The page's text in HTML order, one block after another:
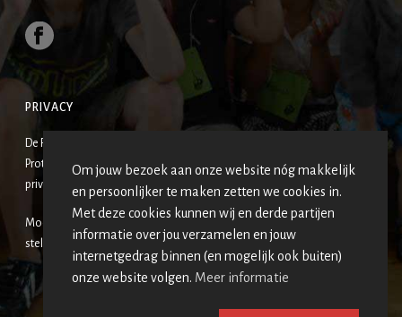
PRIVACY
De Fonteinkerk-Emmaüskerk is een van de wijkgemeenten van de
Protestantse Gemeente Amersfoort. De gezamenlijke
privacyverklaring vind jeHIER
Mocht u uzelf op een van de foto’s terugzien en hier geen prijs op
stellen, neemt u dan contact op met de redactie?
Om jouw bezoek aan onze website nóg makkelijk
en persoonlijker te maken zetten we cookies in.
Met deze cookies kunnen wij en derde partijen
informatie over jou verzamelen en jouw
internetgedrag binnen (en mogelijk ook buiten)
onze website volgen. Meer informatie